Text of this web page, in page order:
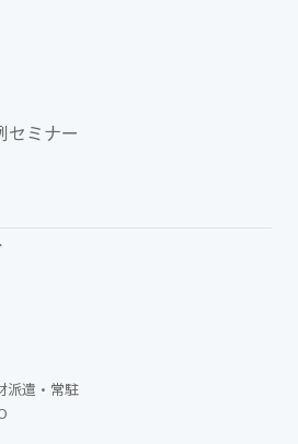
セミナー
派遣・常駐